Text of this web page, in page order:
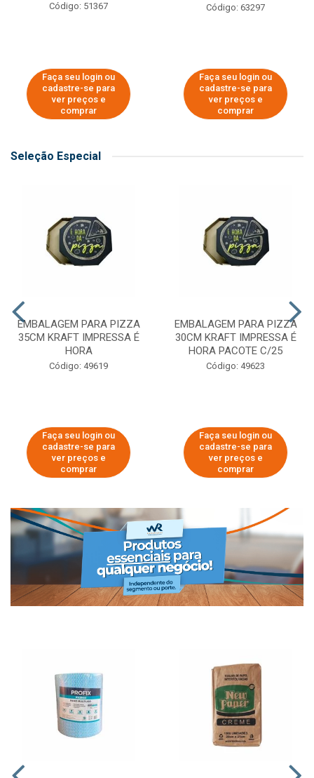
Código: 51367
Faça seu login ou
cadastre-se para
ver preços e
comprar
Código: 63297
Faça seu login ou
cadastre-se para
ver preços e
comprar
Seleção Especial
EMBALAGEM PARA PIZZA
35CM KRAFT IMPRESSA É
HORA
Código: 49619
Faça seu login ou
cadastre-se para
ver preços e
comprar
EMBALAGEM PARA PIZZA
30CM KRAFT IMPRESSA É
HORA PACOTE C/25
Código: 49623
Faça seu login ou
cadastre-se para
ver preços e
comprar